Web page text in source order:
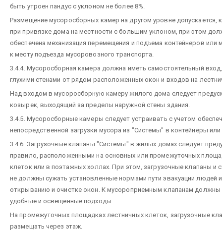
быть утроен пандус с уклоном не более 8%.
Размещение мусоросборных камер на другом уровне допускается,
при привязке дома на местности с большим уклоном, при этом
обеспечена механизация перемещения и подъема контейнеров или
к месту подъезда мусоровозного транспорта.
3.4.4. Мусоросборная камера должна иметь самостоятельный
глухими стенами от рядом расположенных окон и входов на
Над входом в мусоросборную камеру жилого дома следует
козырек, выходящий за пределы наружной стены здания.
3.4.5. Мусоросборные камеры следует устраивать с учетом
непосредственной загрузки мусора из "Системы" в контейнеры
3.4.6. Загрузочные клапаны "Системы" в жилых домах следует
правило, расположенными на основных или промежуточных
клеток или в поэтажных холлах. При этом, загрузочные клапаны и
не должны сужать установленные нормами пути эвакуации людей
открыванию и очистке окон. К мусороприемным клапанам должны
удобные и освещенные подходы.
На промежуточных площадках лестничных клеток, загрузочные
размещать через этаж.